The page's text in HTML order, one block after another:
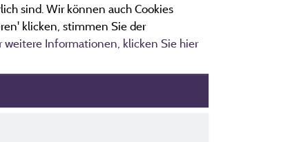
sind. Wir können auch Cookies
klicken, stimmen Sie der
weitere Informationen, klicken Sie hier